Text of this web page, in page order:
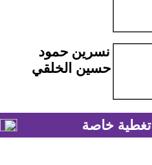
نسرين حمود
حسين الخلقي
تغطية خاصة